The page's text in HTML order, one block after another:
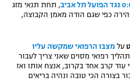
, תחת תנאי מזג
כפי שגם הודה מאמן הקבוצה,
על מצבו הרפואי שמקשה עליו
רפואי מסוים שאני צריך לעבור
עוד קרב אחד בקרוב, אנצח אותו ואז
בצורה הכי טובה ונהיה בריאים